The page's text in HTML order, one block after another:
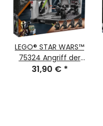
LEGO® STAR WARS™
75324 Angriff der
Dark Trooper™
31,90 € *